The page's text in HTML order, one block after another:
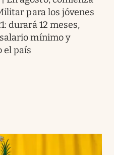
para los jóvenes
durará 12 meses,
mínimo y
el país